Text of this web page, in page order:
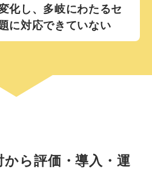
化し、多岐にわたるセ
に対応できていない
ら評価・導入・運